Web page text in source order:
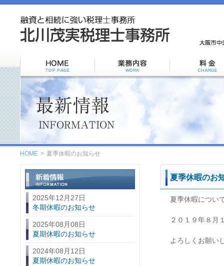
HOME > 夏季休暇のお知らせ
夏季休暇のお
夏季休暇につい
２０１９年８月
よろしくお願い
2025年12月27日
冬期休暇のお知らせ
2025年08月08日
夏期休暇のお知らせ
2024年08月12日
夏期休暇のお知らせ